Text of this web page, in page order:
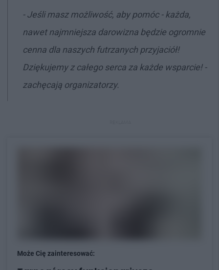
- Jeśli masz możliwość, aby pomóc - każda,
nawet najmniejsza darowizna będzie ogromnie
cenna dla naszych futrzanych przyjaciół!
Dziękujemy z całego serca za każde wsparcie! -
zachęcają organizatorzy.
Może Cię zainteresować: